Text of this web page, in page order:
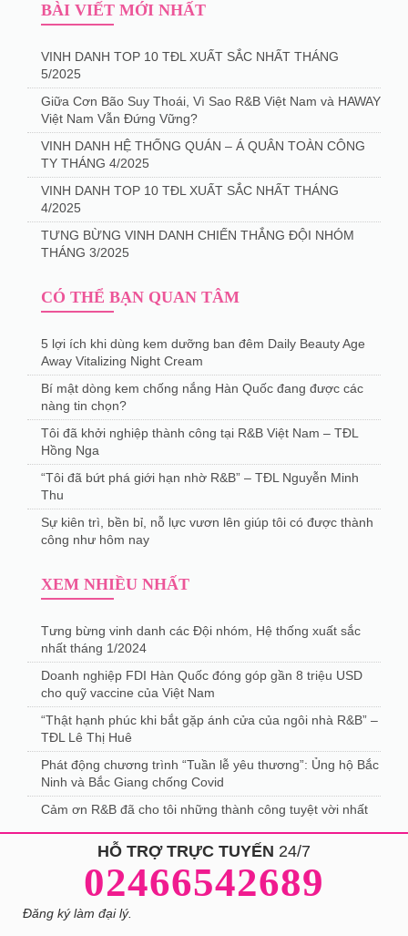
BÀI VIẾT MỚI NHẤT
VINH DANH TOP 10 TĐL XUẤT SẮC NHẤT THÁNG
5/2025
Giữa Cơn Bão Suy Thoái, Vì Sao R&B Việt Nam và HAWAY
Việt Nam Vẫn Đứng Vững?
VINH DANH HỆ THỐNG QUÁN – Á QUÂN TOÀN CÔNG
TY THÁNG 4/2025
️VINH DANH TOP 10 TĐL XUẤT SẮC NHẤT THÁNG
4/2025
TƯNG BỪNG VINH DANH CHIẾN THẮNG ĐỘI NHÓM
THÁNG 3/2025
CÓ THỂ BẠN QUAN TÂM
5 lợi ích khi dùng kem dưỡng ban đêm Daily Beauty Age
Away Vitalizing Night Cream
Bí mật dòng kem chống nắng Hàn Quốc đang được các
nàng tin chọn?
Tôi đã khởi nghiệp thành công tại R&B Việt Nam – TĐL
Hồng Nga
“Tôi đã bứt phá giới hạn nhờ R&B” – TĐL Nguyễn Minh
Thu
Sự kiên trì, bền bỉ, nỗ lực vươn lên giúp tôi có được thành
công như hôm nay
XEM NHIỀU NHẤT
Tưng bừng vinh danh các Đội nhóm, Hệ thống xuất sắc
nhất tháng 1/2024
Doanh nghiệp FDI Hàn Quốc đóng góp gần 8 triệu USD
cho quỹ vaccine của Việt Nam
“Thật hạnh phúc khi bắt gặp ánh cửa của ngôi nhà R&B” –
TĐL Lê Thị Huê
Phát động chương trình “Tuần lễ yêu thương”: Ủng hộ Bắc
Ninh và Bắc Giang chống Covid
Cảm ơn R&B đã cho tôi những thành công tuyệt vời nhất
HỖ TRỢ TRỰC TUYẾN 24/7
02466542689
Đăng ký làm đại lý.